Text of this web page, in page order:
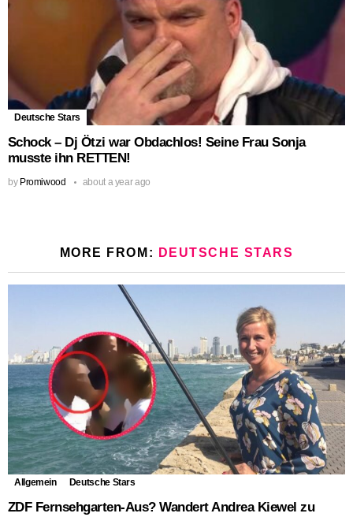
Deutsche Stars
Schock – Dj Ötzi war Obdachlos! Seine Frau Sonja
musste ihn RETTEN!
by Promiwood about a year ago
MORE FROM: DEUTSCHE STARS
Allgemein Deutsche Stars
ZDF Fernsehgarten-Aus? Wandert Andrea Kiewel zu